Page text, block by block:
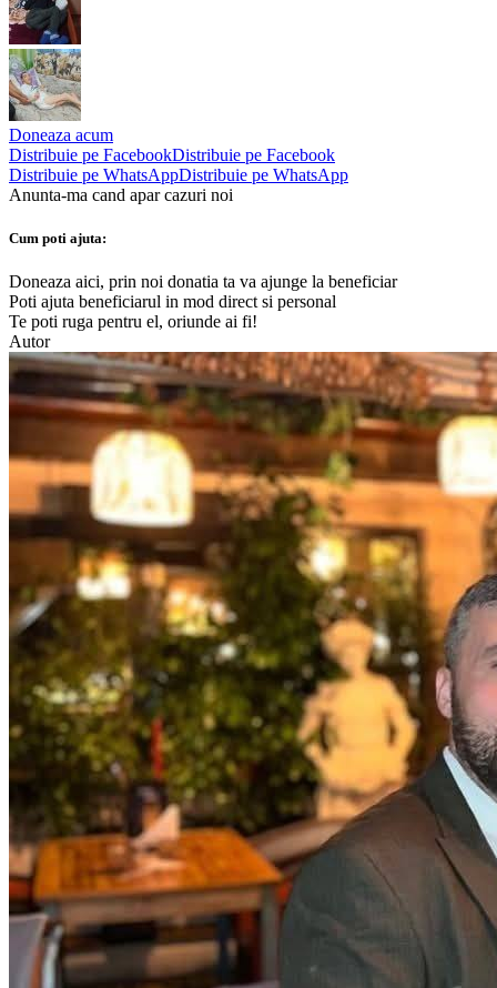
Doneaza acum
Distribuie pe FacebookDistribuie pe Facebook
Distribuie pe WhatsAppDistribuie pe WhatsApp
Anunta-ma cand apar cazuri noi
Cum poti ajuta:
Doneaza aici, prin noi donatia ta va ajunge la beneficiar
Poti ajuta beneficiarul in mod direct si personal
Te poti ruga pentru el, oriunde ai fi!
Autor